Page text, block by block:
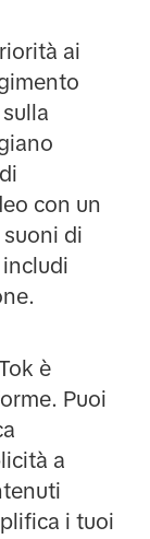
ai
con un
di
è
Puoi
a
i tuoi